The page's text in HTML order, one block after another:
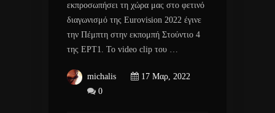
εκπροσωπήσει τη χώρα μας στο φετινό
διαγωνισμό της Eurovision 2022 έγινε
την Πέμπτη στην εκπομπή Στούντιο 4
της ΕΡΤ1. Το video clip του …
michalis
17 Μαρ, 2022
0